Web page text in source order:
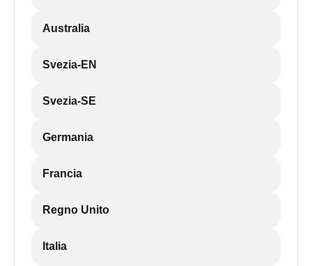
Australia
Svezia-EN
Svezia-SE
Germania
Francia
Regno Unito
Italia